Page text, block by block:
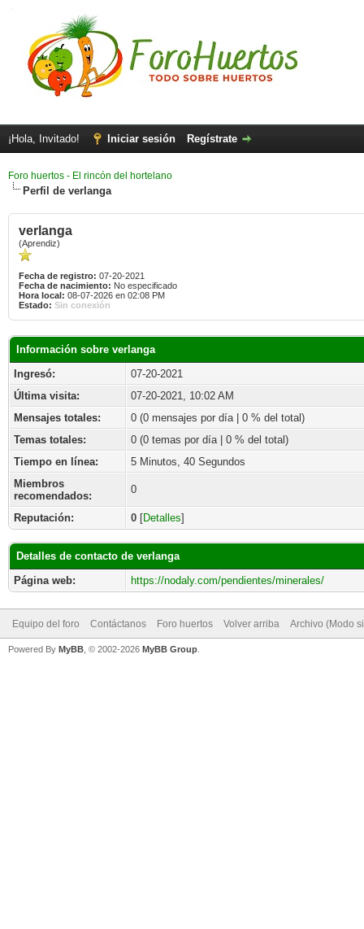
¡Hola, Invitado! Iniciar sesión Regístrate
Foro huertos - El rincón del hortelano
Perfil de verlanga
verlanga
(Aprendiz)
Fecha de registro: 07-20-2021
Fecha de nacimiento: No especificado
Hora local: 08-07-2026 en 02:08 PM
Estado: Sin conexión
Información sobre verlanga
Ingresó:
07-20-2021
Última visita:
07-20-2021, 10:02 AM
Mensajes totales:
0 (0 mensajes por día | 0 % del total)
Temas totales:
0 (0 temas por día | 0 % del total)
Tiempo en línea:
5 Minutos, 40 Segundos
Miembros
recomendados:
0
Reputación: 0 [Detalles]
Detalles de contacto de verlanga
Página web:
https://nodaly.com/pendientes/minerales/
Equipo del foro Contáctanos Foro huertos Volver arriba Archivo (Modo
Powered By MyBB , © 2002-2026 MyBB Group